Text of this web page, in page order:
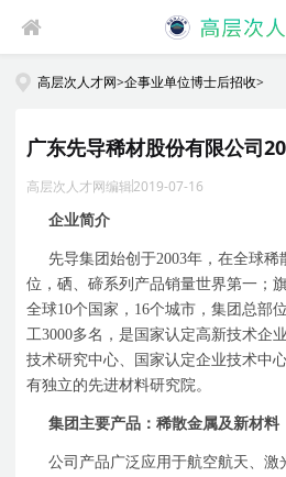
高层次人才网>企事业单位博士后招收>
广东先导稀材股份有限公司
高层次人才网编辑2019-07-16
企业简介
先导集团始创于2003年，在全球稀
位，硒、碲系列产品销量世界第一；
全球10个国家， 16个城市，集团总部
工3000多名，是国家认定高新技术企
技术研究中心、国家认定企业技术中
有独立的先进材料研究院。
集团主要产品：稀散金属及新材料
公司产品广泛应用于航空航天、激